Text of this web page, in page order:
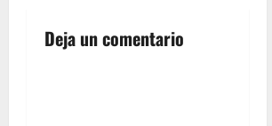
a
Deja un comentario